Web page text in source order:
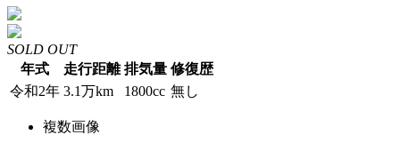
SOLD OUT
年式
走行距離 排気量 修復歴
令和2年 3.1万km 1800cc 無し
複数画像